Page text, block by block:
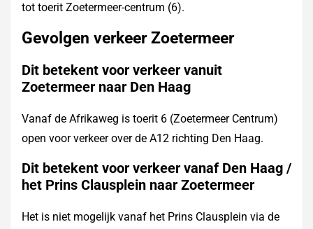
tot toerit Zoetermeer-centrum (6).
Gevolgen verkeer Zoetermeer
Dit betekent voor verkeer vanuit
Zoetermeer naar Den Haag
Vanaf de Afrikaweg is toerit 6 (Zoetermeer Centrum)
open voor verkeer over de A12 richting Den Haag.
Dit betekent voor verkeer vanaf Den Haag /
het Prins Clausplein naar Zoetermeer
Het is niet mogelijk vanaf het Prins Clausplein via de